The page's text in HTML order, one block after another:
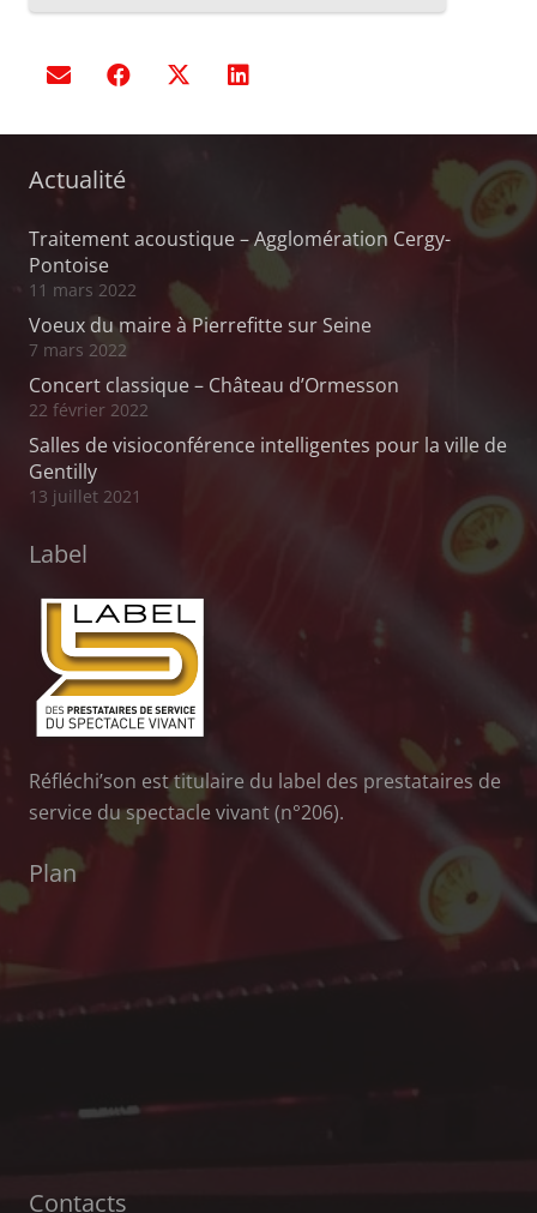
Actualité
Traitement acoustique – Agglomération Cergy-
Pontoise
11 mars 2022
Voeux du maire à Pierrefitte sur Seine
7 mars 2022
Concert classique – Château d’Ormesson
22 février 2022
Salles de visioconférence intelligentes pour la ville de
Gentilly
13 juillet 2021
Label
Réfléchi’son est titulaire du label des prestataires de
service du spectacle vivant (n°206).
Plan
Contacts